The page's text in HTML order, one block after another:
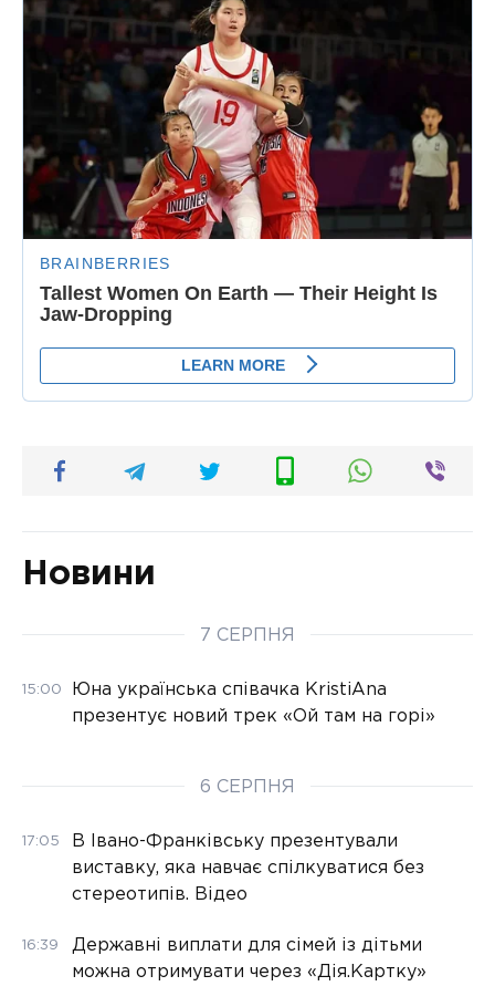
Новини
7 СЕРПНЯ
15:00
Юна українська співачка KristiAna
презентує новий трек «Ой там на горі»
6 СЕРПНЯ
17:05
В Івано-Франківську презентували
виставку, яка навчає спілкуватися без
стереотипів. Відео
16:39
Державні виплати для сімей із дітьми
можна отримувати через «Дія.Картку»